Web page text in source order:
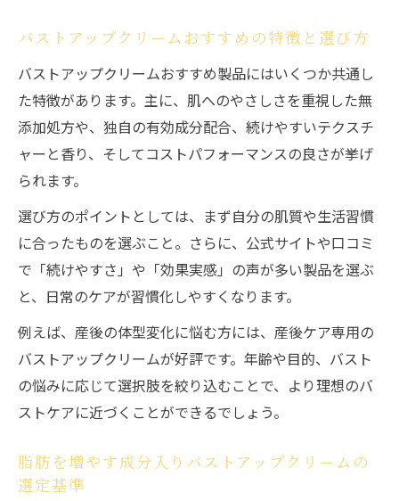
バストアップクリームおすすめの特徴と選び方
バストアップクリームおすすめ製品にはいくつか共通し
た特徴があります。主に、肌へのやさしさを重視した無
添加処方や、独自の有効成分配合、続けやすいテクスチ
ャーと香り、そしてコストパフォーマンスの良さが挙げ
られます。
選び方のポイントとしては、まず自分の肌質や生活習慣
に合ったものを選ぶこと。さらに、公式サイトや口コミ
で「続けやすさ」や「効果実感」の声が多い製品を選ぶ
と、日常のケアが習慣化しやすくなります。
例えば、産後の体型変化に悩む方には、産後ケア専用の
バストアップクリームが好評です。年齢や目的、バスト
の悩みに応じて選択肢を絞り込むことで、より理想のバ
ストケアに近づくことができるでしょう。
脂肪を増やす成分入りバストアップクリームの
選定基準